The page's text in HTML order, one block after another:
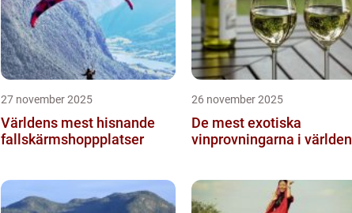
27 november 2025
Världens mest hisnande
fallskärmshoppplatser
26 november 2025
De mest exotiska
vinprovningarna i världen